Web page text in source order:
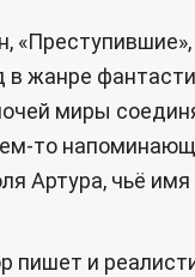
в жанре
миры
то
Артура, чьё
пишет и